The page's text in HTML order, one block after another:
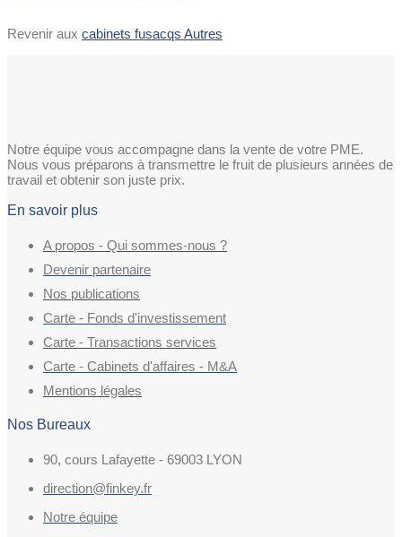
Revenir aux cabinets fusacqs Autres
Notre équipe vous accompagne dans la vente de votre PME.
Nous vous préparons à transmettre le fruit de plusieurs années de
travail et obtenir son juste prix.
En savoir plus
A propos - Qui sommes-nous ?
Devenir partenaire
Nos publications
Carte - Fonds d'investissement
Carte - Transactions services
Carte - Cabinets d'affaires - M&A
Mentions légales
Nos Bureaux
90, cours Lafayette - 69003 LYON
direction@finkey.fr
Notre équipe